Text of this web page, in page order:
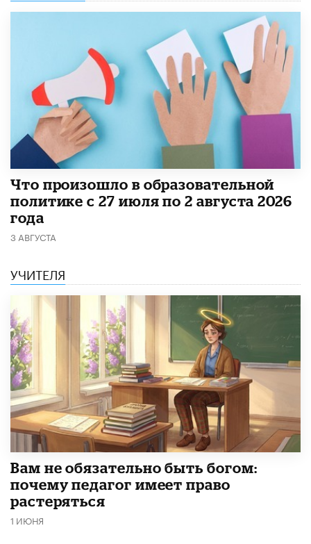
​Что произошло в образовательной
политике с 27 июля по 2 августа 2026
года
3 АВГУСТА
УЧИТЕЛЯ
​Вам не обязательно быть богом:
почему педагог имеет право
растеряться
1 ИЮНЯ